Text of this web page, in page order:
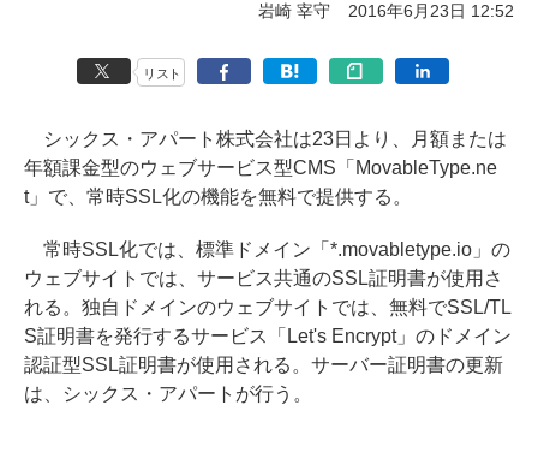
岩崎 宰守 2016年6月23日 12:52
リスト
シックス・アパート株式会社は23日より、月額または
年額課金型のウェブサービス型CMS「MovableType.ne
t」で、常時SSL化の機能を無料で提供する。
常時SSL化では、標準ドメイン「*.movabletype.io」の
ウェブサイトでは、サービス共通のSSL証明書が使用さ
れる。独自ドメインのウェブサイトでは、無料でSSL/TL
S証明書を発行するサービス「Let's Encrypt」のドメイン
認証型SSL証明書が使用される。サーバー証明書の更新
は、シックス・アパートが行う。